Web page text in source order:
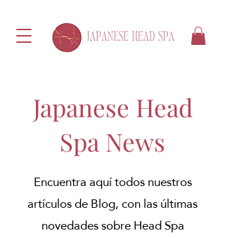
Japanese Head
Spa News
Encuentra aquí todos nuestros
artículos de Blog, con las últimas
novedades sobre Head Spa